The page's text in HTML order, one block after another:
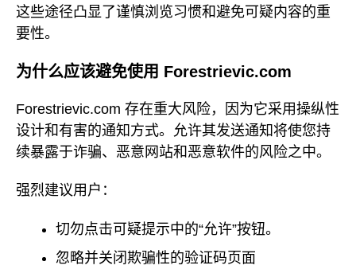
这些途径凸显了谨慎浏览习惯和避免可疑内容的重
要性。
为什么应该避免使用 Forestrievic.com
Forestrievic.com 存在重大风险，因为它采用操纵性
设计和有害的通知方式。允许其发送通知将使您持
续暴露于诈骗、恶意网站和恶意软件的风险之中。
强烈建议用户：
切勿点击可疑提示中的“允许”按钮。
忽略并关闭欺骗性的验证码页面